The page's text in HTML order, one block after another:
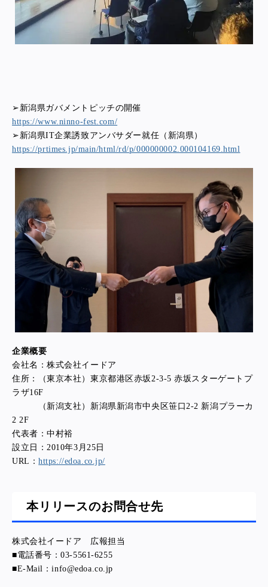
➢新潟県ガバメントピッチの開催
https://www.ninno-fest.com/
➢新潟県IT企業誘致アンバサダー就任（新潟県）
https://prtimes.jp/main/html/rd/p/000000002.000104169.html
企業概要
会社名：株式会社イードア
住所：（東京本社）東京都港区赤坂2-3-5 赤坂スターゲートプ
ラザ16F
（新潟支社）新潟県新潟市中央区笹口2-2 新潟プラーカ
2 2F
代表者：中村裕
設立日：2010年3月25日
URL：https://edoa.co.jp/
本リリースのお問合せ先
株式会社イードア 広報担当
■電話番号：03-5561-6255
■E-Mail：info@edoa.co.jp